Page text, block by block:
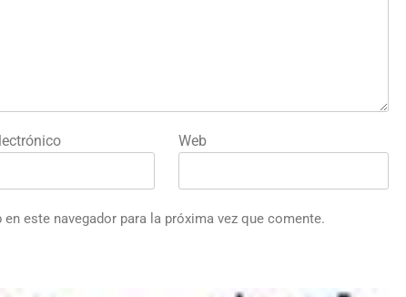
Web
este navegador para la próxima vez que comente.